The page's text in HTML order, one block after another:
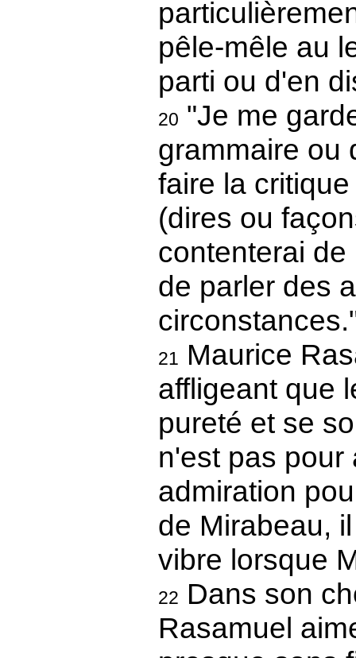
pêle-mêle au
parti ou d'en
20 "Je me
grammaire ou
faire la
(dires ou
contenterai
de parler des
21 Maurice
affligeant que
pureté et se
n'est pas pour
admiration
de Mirabeau,
vibre lorsque
22 Dans son
Rasamuel